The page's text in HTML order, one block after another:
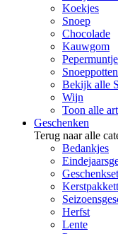
Koekjes
Snoep
Chocolade
Kauwgom
Snoeppotten
Bekijk alle
Wijn
Toon alle
Geschenken
Terug naar alle
Bedankjes
Herfst
Lente